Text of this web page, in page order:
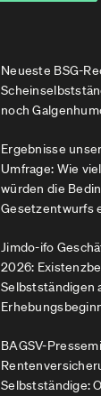
Neueste BSG-
noch
Ergebnisse
Umfrage: Wie
würden die
Gesetzentwurfs
Jimdo-ifo
2026:
Selbstständigen
BAGSV-
Selbstständige: